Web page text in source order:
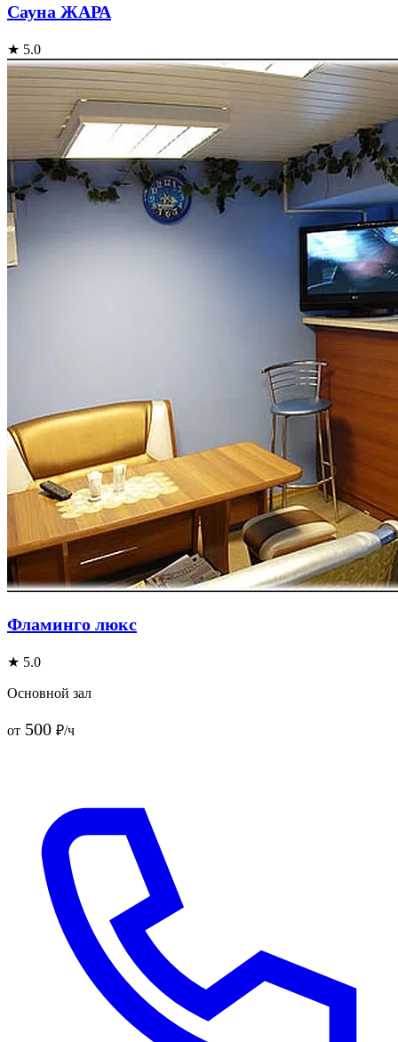
Cауна ЖАРА
★ 5.0
Фламинго люкс
★ 5.0
Основной зал
от 500 ₽/ч